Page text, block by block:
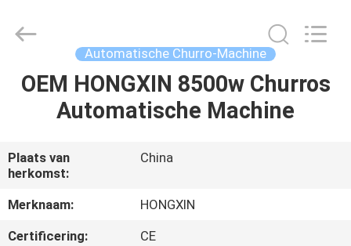
HUIS
VR-
SHOW
Reserved.
Automatische Churro-Machine
OEM HONGXIN 8500w Churros
Automatische Machine
Plaats van
herkomst:
China
Merknaam:
HONGXIN
Certificering:
CE